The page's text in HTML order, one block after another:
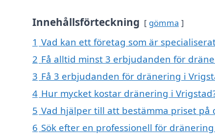
Innehållsförteckning gömma
1 Vad kan ett företag som är
2 Få alltid minst 3 erbjudanden för
3 Få 3 erbjudanden för dränering i
4 Hur mycket kostar dränering i
5 Vad hjälper till att bestämma priset på
6 Sök efter en professionell för